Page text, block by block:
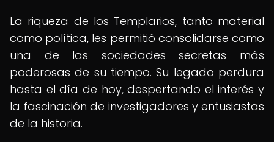
La riqueza de los Templarios, tanto material
como política, les permitió consolidarse como
una de las sociedades secretas más
poderosas de su tiempo. Su legado perdura
hasta el día de hoy, despertando el interés y
la fascinación de investigadores y entusiastas
de la historia.